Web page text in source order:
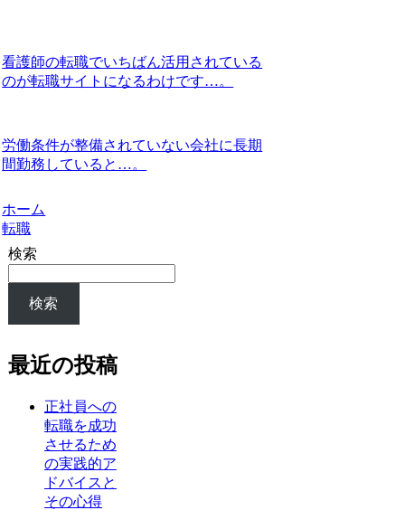
看護師の転職でいちばん活用されている
のが転職サイトになるわけです…。
労働条件が整備されていない会社に長期
間勤務していると…。
ホーム
転職
検索
検索
最近の投稿
正社員への
転職を成功
させるため
の実践的ア
ドバイスと
その心得